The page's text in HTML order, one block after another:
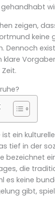
zeigen,
keine
Dennoch
klare
ein
tief in der
bezeichnet
die
es keine
gibt,